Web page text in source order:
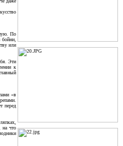
По
или
Эти
к
«в
перед
на что